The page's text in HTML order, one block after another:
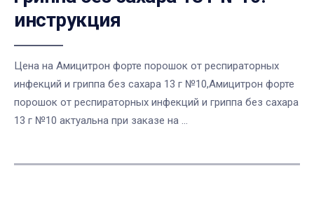
инструкция
Цена на Амицитрон форте порошок от респираторных
инфекций и гриппа без сахара 13 г №10,Амицитрон форте
порошок от респираторных инфекций и гриппа без сахара
13 г №10 актуальна при заказе на ...